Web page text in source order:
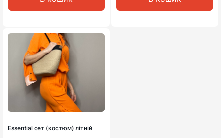
Essential сет (костюм) літній